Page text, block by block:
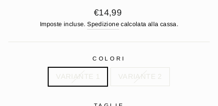
Prezzo
di
€14,99
Imposte incluse.Spedizionecalcolata alla cassa.
COLORI
VARIANTE 1 VARIANTE 2